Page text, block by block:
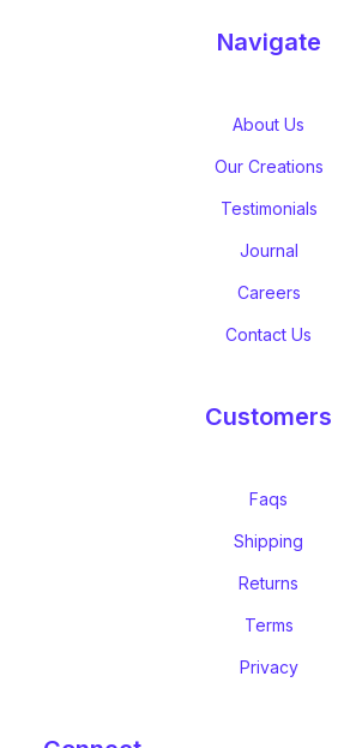
Navigate
About Us
Our Creations
Testimonials
Journal
Careers
Contact Us
Customers
Faqs
Shipping
Returns
Terms
Privacy